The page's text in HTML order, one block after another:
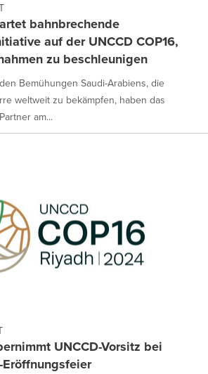
bahnbrechende
auf der UNCCD COP16,
zu beschleunigen
Bemühungen Saudi-Arabiens, die
weltweit zu bekämpfen, haben das
am...
UNCCD-Vorsitz bei